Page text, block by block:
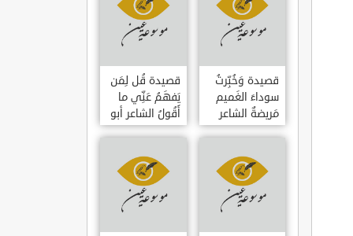
قصيدة وَخُبِّرتُ
سوداءَ الغَميم
مَريضةٌ الشاعر
العوام بن عقبة
قصيدة قُل لِمَن
يَفهَمُ عَنِّي ما
أَقُولُ الشاعر أبو
حامد الغزالي